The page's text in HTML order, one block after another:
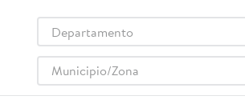
Tarjeta de regalo
Otros servicios:
- Remesas
- Pagos de servicios
Departamento
Municipio/Zona